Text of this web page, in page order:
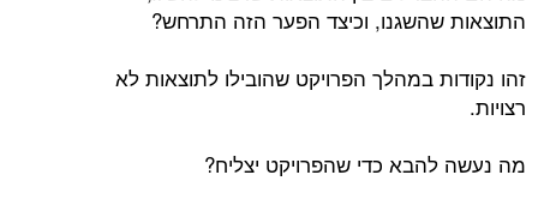
התוצאות שהשגנו, וכיצד הפער הזה התרחש?
זהו נקודות במהלך הפרויקט שהובילו לתוצאות לא
רצויות.
מה נעשה להבא כדי שהפרויקט יצליח?